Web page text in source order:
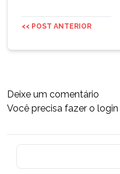
<< POST ANTERIOR
Deixe um comentário
Você precisa fazer o login